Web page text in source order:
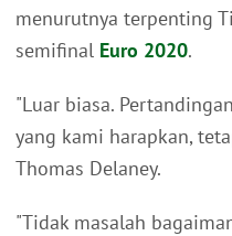
menurutnya terpenting
semifinal Euro 2020.
"Luar biasa.
yang kami harapkan,
Thomas Delaney.
"Tidak masalah